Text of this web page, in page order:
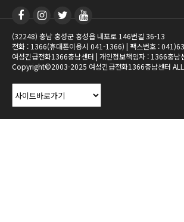
(32248) 충남 홍성군 홍성읍 내포로 146번길 36-13
전화 : 1366(휴대폰이용시 041-1366) | 팩스번호 :
여성긴급전화1366충남센터 | 개인정보책임자 : 1366충남
Copyright©2003-2025 여성긴급전화1366충남센터 ALL